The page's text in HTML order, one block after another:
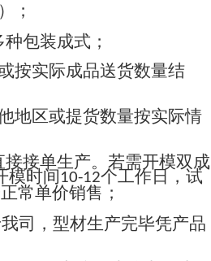
；
包装成式；
按实际成品送货数量结
地区或提货数量按实际情
接单生产。若需开模双成
模时间10-12个工作日，试
常单价销售；
司，型材生产完毕凭产品